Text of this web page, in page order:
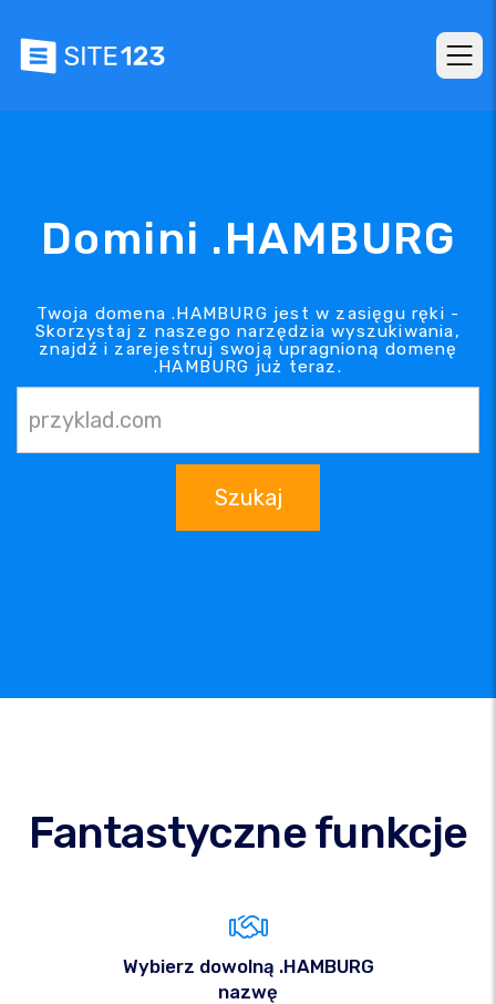
Domini .HAMBURG
Twoja domena .HAMBURG jest w zasięgu ręki -
Skorzystaj z naszego narzędzia wyszukiwania,
znajdź i zarejestruj swoją upragnioną domenę
.HAMBURG już teraz.
Szukaj
Fantastyczne funkcje
Wybierz dowolną .HAMBURG
nazwę